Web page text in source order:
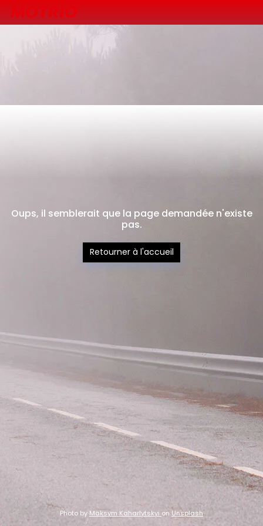
404
Oups, il semblerait que la page demandée n'existe
pas.
Retourner à l'accueil
Photo by Maksym Kaharlytskyi on Unsplash